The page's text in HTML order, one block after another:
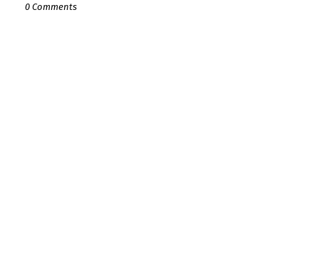
0 Comments